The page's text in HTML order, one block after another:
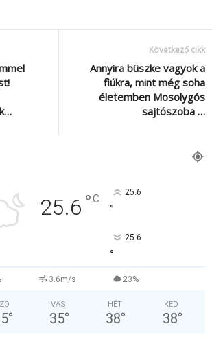
Következő cikk
Annyira büszke vagyok a
fiúkra, mint még soha
életemben Mosolygós
sajtószoba …
25.6 °C 25.6
°
25.6
°
3.6m/s 23%
°
VAS
35°
HÉT
38°
KED
38°